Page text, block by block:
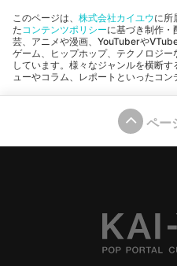
このページは、 株式会社カイユウに所
たコンテンツポリシーに基づき制作・
芸、アニメや漫画、YouTuberや
ゲーム、ヒップホップ、テクノロジ
しています。様々なジャンルを横断
ューやコラム、レポートといったコン
ペー